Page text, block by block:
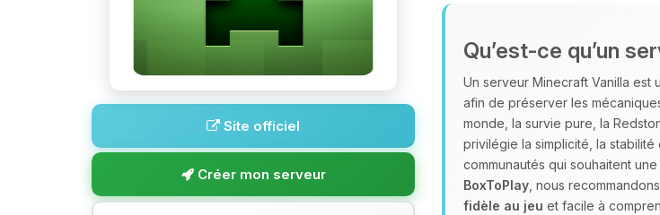
Site officiel
Créer mon serveur
Qu’est‑ce qu’un
Un serveur Minecraft Vanilla est
afin de préserver les
monde, la survie pure, la
privilégie la simplicité, la
communautés qui souhaitent
BoxToPlay , nous
fidèle au jeu et facile à